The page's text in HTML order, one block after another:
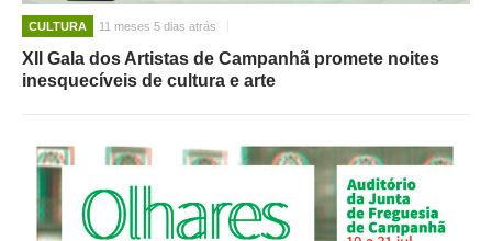
CULTURA 11 meses 5 dias atrás
XII Gala dos Artistas de Campanhã promete noites
inesquecíveis de cultura e arte